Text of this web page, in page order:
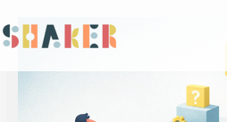
au
contenu